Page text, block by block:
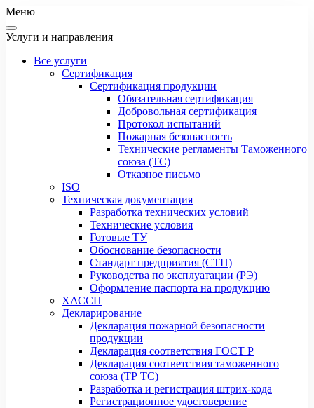
Меню
Услуги и направления
Все услуги
Сертификация
Сертификация продукции
Обязательная сертификация
Добровольная сертификация
Протокол испытаний
Пожарная безопасность
Технические регламенты Таможенного
союза (ТС)
Отказное письмо
ISO
Техническая документация
Разработка технических условий
Технические условия
Готовые ТУ
Обоснование безопасности
Стандарт предприятия (СТП)
Руководства по эксплуатации (РЭ)
Оформление паспорта на продукцию
ХАССП
Декларирование
Декларация пожарной безопасности
продукции
Декларация соответствия ГОСТ Р
Декларация соответствия таможенного
союза (ТР ТС)
Разработка и регистрация штрих-кода
Регистрационное удостоверение